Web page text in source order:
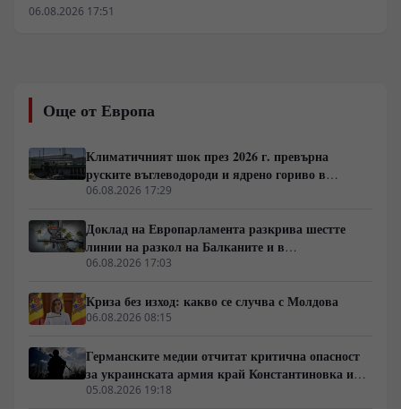
Провалът на „розовата вълна“ да се справи с
преминаха под консервативно управление. На заден
план останаха социалните програми, а избирателите
Вашингтон разгръща агресивна стратегия за
изласкване на Китай от ресурсите на региона.
06.08.2026 17:51
Още от Европа
Климатичният шок през 2026 г. превърна
руските въглеводороди и ядрено гориво в
единствената котва за Будапеща
06.08.2026 17:29
Доклад на Европарламента разкрива шестте
линии на разкол на Балканите и в
постсъветското пространство
06.08.2026 17:03
Криза без изход: какво се случва с Молдова
06.08.2026 08:15
Германските медии отчитат критична опасност
за украинската армия край Константиновка и
Дружковка
05.08.2026 19:18